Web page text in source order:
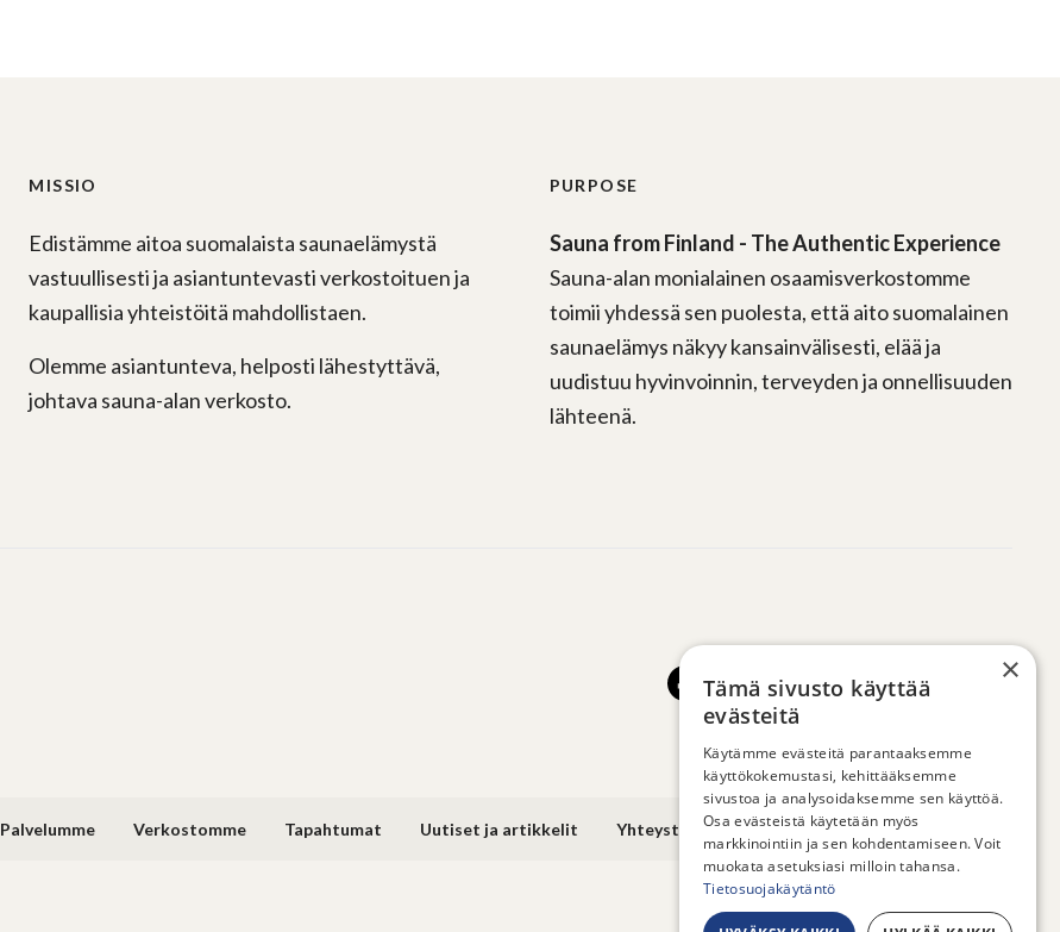
MISSIO
Edistämme aitoa suomalaista saunaelämystä
vastuullisesti ja asiantuntevasti verkostoituen ja
kaupallisia yhteistöitä mahdollistaen.
Olemme asiantunteva, helposti lähestyttävä,
johtava sauna-alan verkosto.
PURPOSE
Sauna from Finland - The Authentic Experience
Sauna-alan monialainen osaamisverkostomme
toimii yhdessä sen puolesta, että aito suomalainen
saunaelämys näkyy kansainvälisesti, elää ja
uudistuu hyvinvoinnin, terveyden ja onnellisuuden
lähteenä.
Palvelumme Verkostomme Tapahtumat Uutiset ja artikkelit Yhteystiedot
×
Tämä sivusto käyttää
evästeitä
Käytämme evästeitä parantaaksemme
käyttökokemustasi, kehittääksemme
sivustoa ja analysoidaksemme sen käyttöä.
Osa evästeistä käytetään myös
markkinointiin ja sen kohdentamiseen. Voit
muokata asetuksiasi milloin tahansa.
Tietosuojakäytäntö